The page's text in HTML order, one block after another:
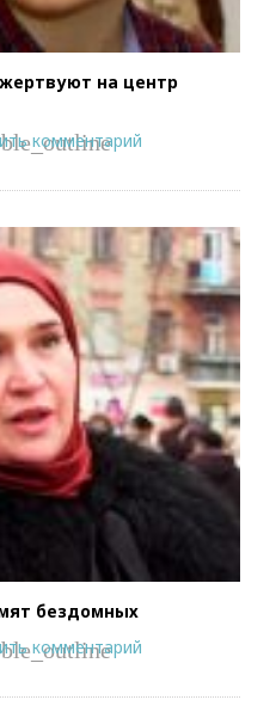
на центр
комментарий
бездомных
комментарий